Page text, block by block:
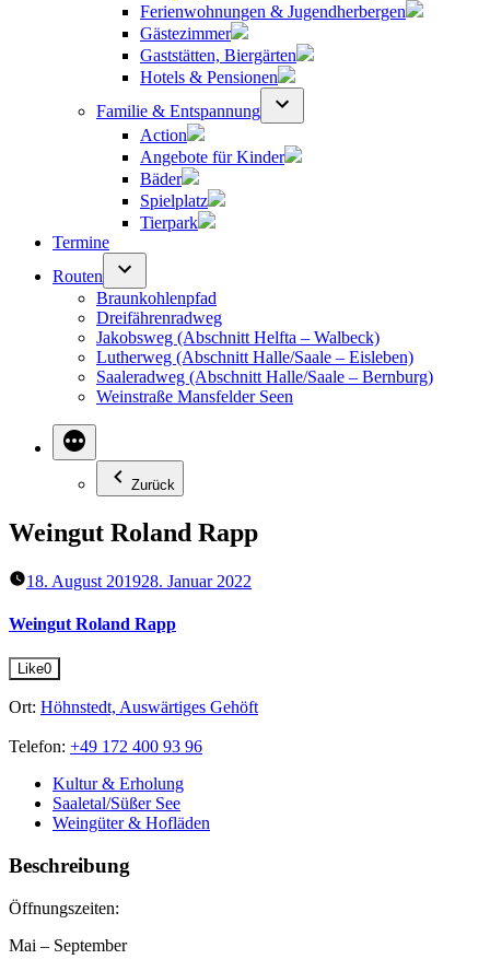
Ferienwohnungen & Jugendherbergen
Gästezimmer
Gaststätten, Biergärten
Hotels & Pensionen
Familie & Entspannung
Action
Angebote für Kinder
Bäder
Spielplatz
Tierpark
Termine
Routen
Braunkohlenpfad
Dreifährenradweg
Jakobsweg (Abschnitt Helfta – Walbeck)
Lutherweg (Abschnitt Halle/Saale – Eisleben)
Saaleradweg (Abschnitt Halle/Saale – Bernburg)
Weinstraße Mansfelder Seen
Zurück
Weingut Roland Rapp
18. August 201928. Januar 2022
Weingut Roland Rapp
Like0
Ort: Höhnstedt, Auswärtiges Gehöft
Telefon: +49 172 400 93 96
Kultur & Erholung
Saaletal/Süßer See
Weingüter & Hofläden
Beschreibung
Öffnungszeiten:
Mai – September